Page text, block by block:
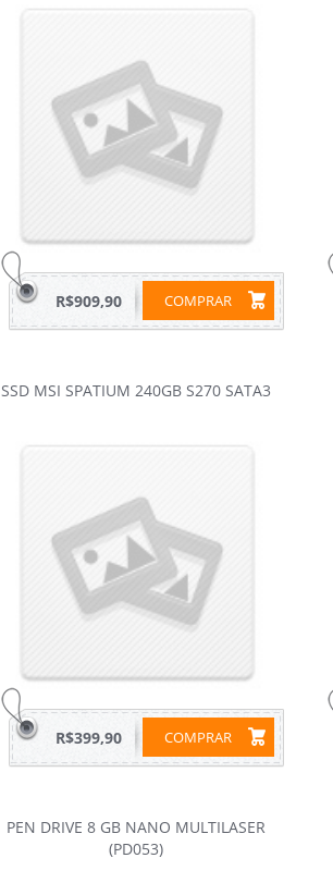
COMPRAR
R$909,90
SSD MSI SPATIUM 240GB S270 SATA3
COMPRAR
R$399,90
PEN DRIVE 8 GB NANO MULTILASER
(PD053)